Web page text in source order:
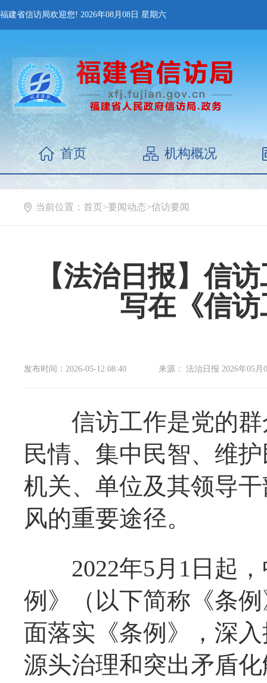
福建省信访局欢迎您! 2026年08月08日 星期六
首页 机构概况
当前位置： 首页>要闻动态>信访要闻
【法治日报】信
写在《信
发布时间：2026-05-12 08:40 来源： 法治日报 2026年05月
信访工作是党的群
民情、集中民智、维
机关、单位及其领导
风的重要途径。
2022年5月1日起，
例》（以下简称《条
面落实《条例》，深
源头治理和突出矛盾